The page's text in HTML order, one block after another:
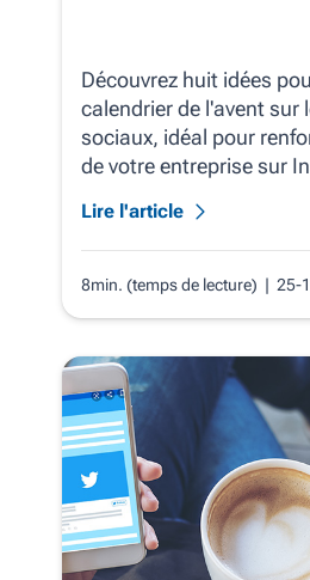
Découvrez huit idées
calendrier de l'avent sur
sociaux, idéal pour
de votre entreprise sur
Lire l'article
8min. (temps de lecture) | 25-